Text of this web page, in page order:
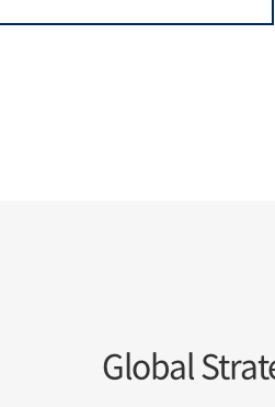
Global